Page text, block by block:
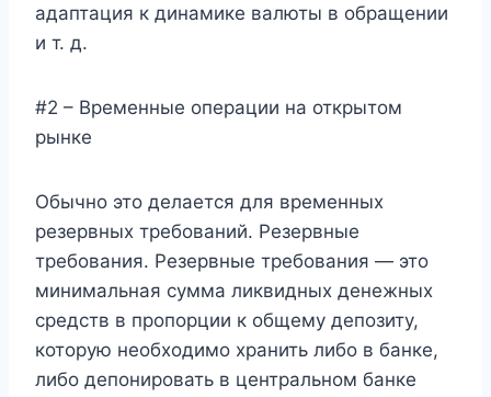
адаптация к динамике валюты в обращении
и т. д.
#2 – Временные операции на открытом
рынке
Обычно это делается для временных
резервных требований. Резервные
требования. Резервные требования — это
минимальная сумма ликвидных денежных
средств в пропорции к общему депозиту,
которую необходимо хранить либо в банке,
либо депонировать в центральном банке